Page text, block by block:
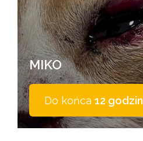
MIKO
Do końca 12 godzin